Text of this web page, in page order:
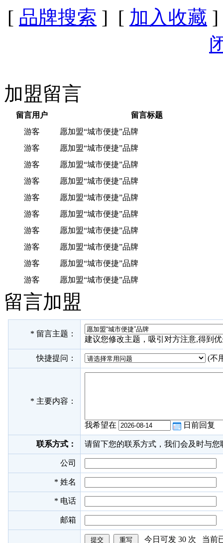
[ 品牌搜索 ] [ 加入收藏
加盟留言
留言用户
留言标题
游客
愿加盟“城市便捷”品牌
游客
愿加盟“城市便捷”品牌
游客
愿加盟“城市便捷”品牌
游客
愿加盟“城市便捷”品牌
游客
愿加盟“城市便捷”品牌
游客
愿加盟“城市便捷”品牌
游客
愿加盟“城市便捷”品牌
游客
愿加盟“城市便捷”品牌
游客
愿加盟“城市便捷”品牌
游客
愿加盟“城市便捷”品牌
留言加盟